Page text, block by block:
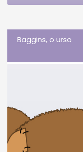
Baggins, o urso